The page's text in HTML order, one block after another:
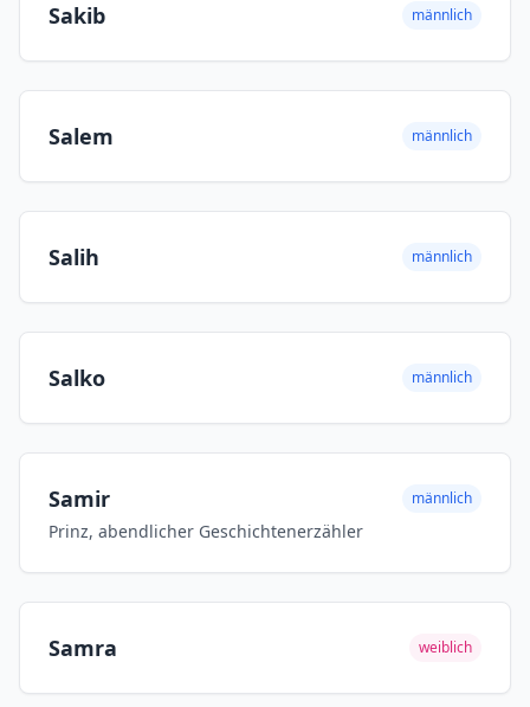
Sakib männlich
Salem männlich
Salih männlich
Salko männlich
Samir männlich
Prinz, abendlicher Geschichtenerzähler
Samra weiblich